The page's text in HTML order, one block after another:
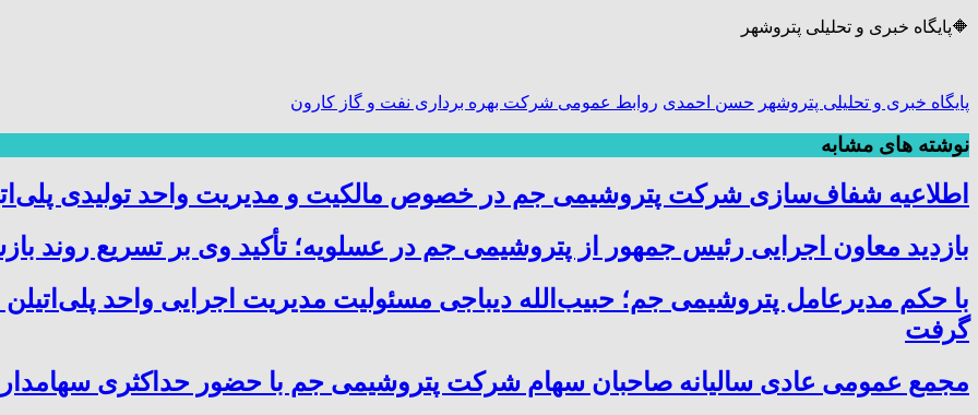
🔶️پایگاه خبری و تحلیلی پتروشهر
پایگاه خبری و تحلیلی پتروشهر حسن احمدی روابط عمومی شرکت بهره برداری نفت و گاز کارون
نوشته های مشابه
اطلاعیه شفاف‌سازی شرکت پتروشیمی جم در خصوص مالکیت و مدیریت واحد تولیدی
بازدید معاون اجرایی رئیس جمهور از پتروشیمی جم در عسلویه؛ تأکید وی بر تسریع روند
با حکم مدیرعامل پتروشیمی جم؛ حبیب‌الله دیباجی مسئولیت مدیریت اجرایی واحد
گرفت
مجمع عمومی عادی سالیانه صاحبان سهام شرکت پتروشیمی جم با حضور حداکثری